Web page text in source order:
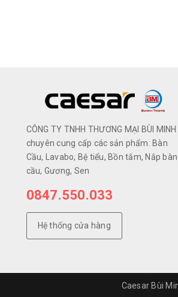
CÔNG TY TNHH THƯƠNG MẠI BÙI MINH
chuyên cung cấp các sản phẩm: Bàn
Cầu, Lavabo, Bệ tiểu, Bồn tắm, Nắp bàn
cầu, Gương, Sen
0847.550.033
Hệ thống cửa hàng
Caesar Bùi